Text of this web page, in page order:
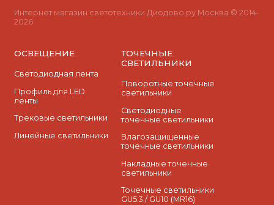
Интернет магазин светотехники Диодово.ру Москва © 2014-
2026
ОСВЕЩЕНИЕ
Светодиодная лента
Профиль для LED
ленты
Трековые светильники
Линейные светильники
ТОЧЕЧНЫЕ
СВЕТИЛЬНИКИ
Поворотные точечные
светильники
Cветодиодные
точечные светильники
Влагозащищенные
точечные светильники
Накладные точечные
светильники
Точечные светильники
GU5.3 / GU10 (MR16)